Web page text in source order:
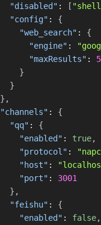
"disabled" : [
"config" :
{
"web_search" :
{
"engine" :
"maxResults" :
5
}
}
} ,
"channels" :
{
"qq" :
{
"enabled" : true,
"protocol" :
"host" :
"port" :
3001
} ,
"feishu" :
{
"enabled" : false,